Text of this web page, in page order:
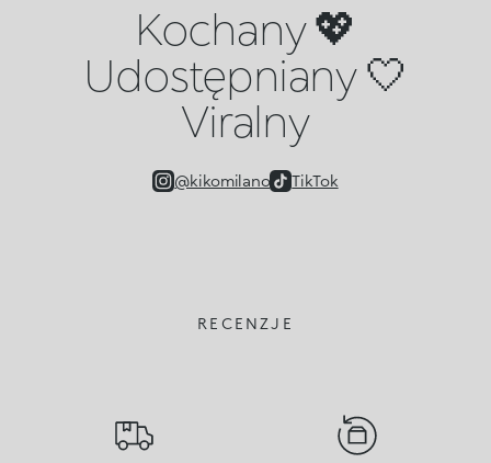
Kochany 💖
Udostępniany 🤍
Viralny
@kikomilano TikTok
RECENZJE